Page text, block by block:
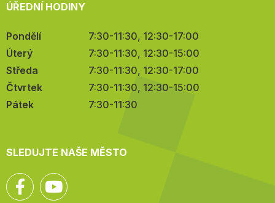
ÚŘEDNÍ HODINY
Pondělí
7:30-11:30, 12:30-17:00
Úterý
7:30-11:30, 12:30-15:00
Středa
7:30-11:30, 12:30-17:00
Čtvrtek
7:30-11:30, 12:30-15:00
Pátek
7:30-11:30
SLEDUJTE NAŠE MĚSTO
Facebook